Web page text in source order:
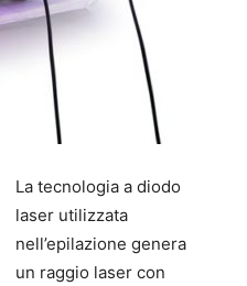
La tecnologia a diodo
laser utilizzata
nell’epilazione genera
un raggio laser con